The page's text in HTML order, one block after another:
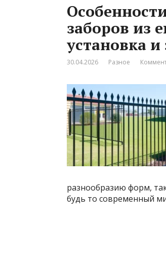
заборов из
установка
30.04.2026 Разное
разнообразию форм,
будь то современный